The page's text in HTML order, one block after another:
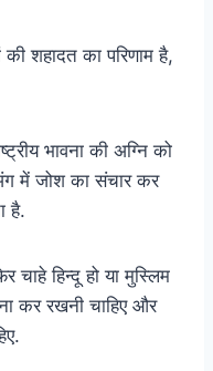
शहादत का परिणाम है,
भावना की अग्नि को
में जोश का संचार कर
है.
चाहे हिन्दू हो या मुस्लिम
कर रखनी चाहिए और